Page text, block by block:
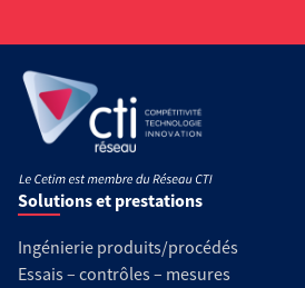
Solutions et prestations
Ingénierie produits/procédés
Essais – contrôles – mesures